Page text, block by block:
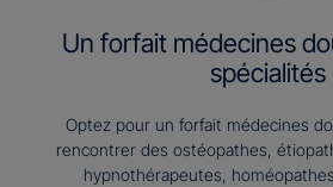
Un forfait médecines
spécialités
Optez pour un forfait médecines
rencontrer des ostéopathes,
hypnothérapeutes,